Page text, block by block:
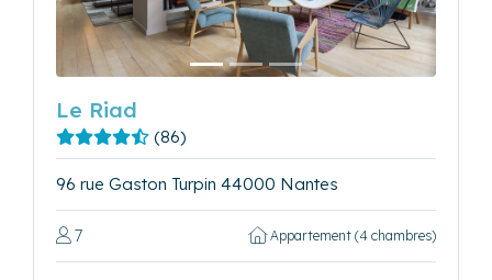
Le Riad
(86)
96 rue Gaston Turpin 44000 Nantes
7 Appartement (4 chambres)